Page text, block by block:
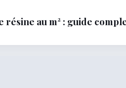
résine au m² : guide